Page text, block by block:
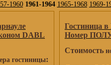
1960 1961-1964 1965-1968 1969-
DABL
гостиницы:
Гостиница в
Номер
Стоимость